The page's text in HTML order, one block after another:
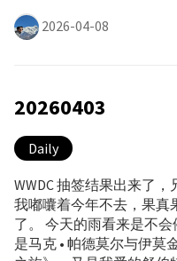
2026-04-08
20260403
Daily
WWDC 抽签结果出来了
我嘟囔着今年不去，果真
了。 今天的雨看来是不
是马克 • 帕德莫尔与伊莫